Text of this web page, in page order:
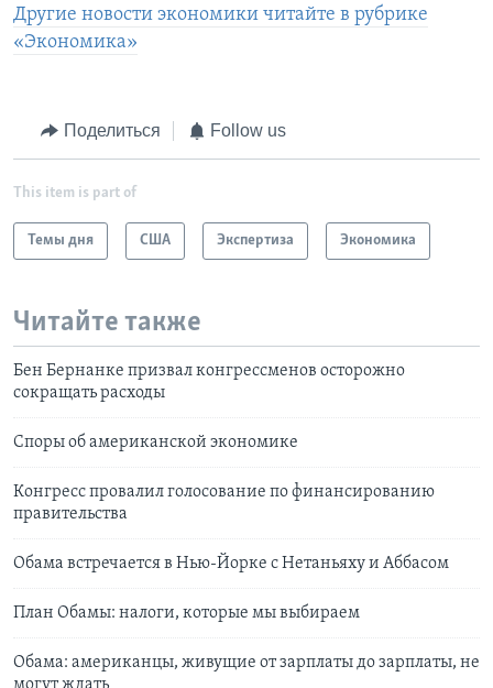
Другие новости экономики читайте в рубрике
«Экономика»
Поделиться Follow us
This item is part of
Темы дня США Экспертиза Экономика
Читайте также
Бен Бернанке призвал конгрессменов осторожно
сокращать расходы
Споры об американской экономике
Конгресс провалил голосование по финансированию
правительства
Обама встречается в Нью-Йорке с Нетаньяху и Аббасом
План Обамы: налоги, которые мы выбираем
Обама: американцы, живущие от зарплаты до зарплаты, не